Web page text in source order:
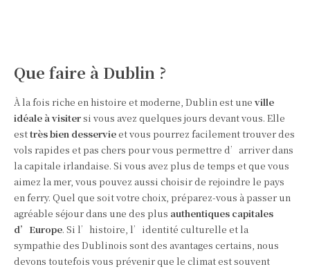
Que faire à Dublin ?
À la fois riche en histoire et moderne, Dublin est une ville
idéale à visitersi vous avez quelques jours devant vous. Elle
esttrès bien desservieet vous pourrez facilement trouver des
vols rapides et pas chers pour vous permettre d’arriver dans
la capitale irlandaise. Si vous avez plus de temps et que vous
aimez la mer, vous pouvez aussi choisir de rejoindre le pays
en ferry. Quel que soit votre choix, préparez-vous à passer un
agréable séjour dans une des plus authentiques capitales
d’Europe. Si l’histoire, l’identité culturelle et la
sympathie des Dublinois sont des avantages certains, nous
devons toutefois vous prévenir que le climat est souvent